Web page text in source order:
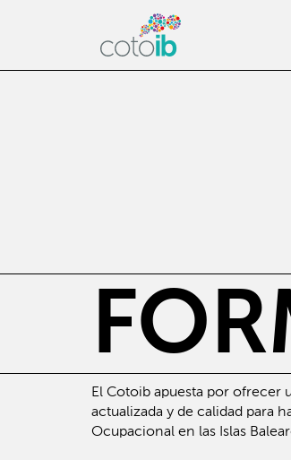
El Cotoib apuesta por ofrecer
actualizada y de calidad para
Ocupacional en las Islas